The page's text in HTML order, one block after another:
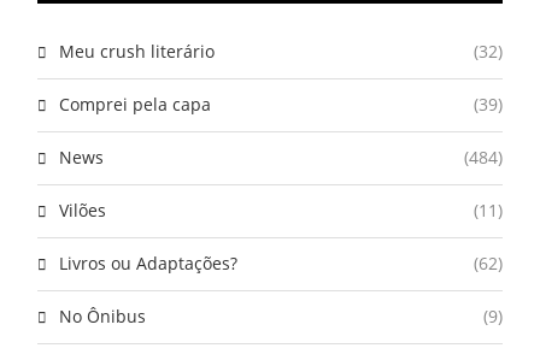
Meu crush literário (32)
Comprei pela capa (39)
News (484)
Vilões (11)
Livros ou Adaptações? (62)
No Ônibus (9)